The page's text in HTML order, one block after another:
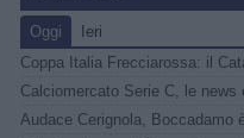
Oggi
Ieri